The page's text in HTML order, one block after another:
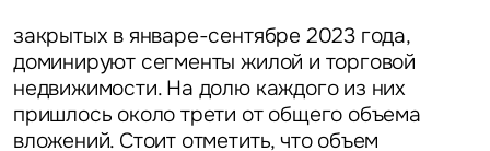
закрытых в январе-сентябре 2023 года,
доминируют сегменты жилой и торговой
недвижимости. На долю каждого из них
пришлось около трети от общего объема
вложений. Стоит отметить, что объем